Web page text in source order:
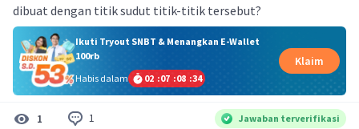
dibuat dengan titik sudut titik-titik tersebut?
Ikuti Tryout SNBT & Menangkan E-Wallet
100rb
Habis dalam
02 :07 :08 :33
Klaim
1 1 Jawaban terverifikasi